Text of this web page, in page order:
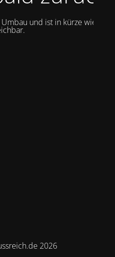
und ist in kürze wieder
2026